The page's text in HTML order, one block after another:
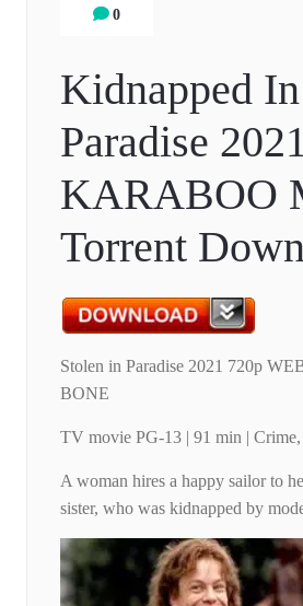
0
Kidnapped In
Paradise
KARABOO
Torrent
Stolen in Paradise 2021 720p
BONE
TV movie PG-13 | 91 min | Crime,
A woman hires a happy sailor to
sister, who was kidnapped by